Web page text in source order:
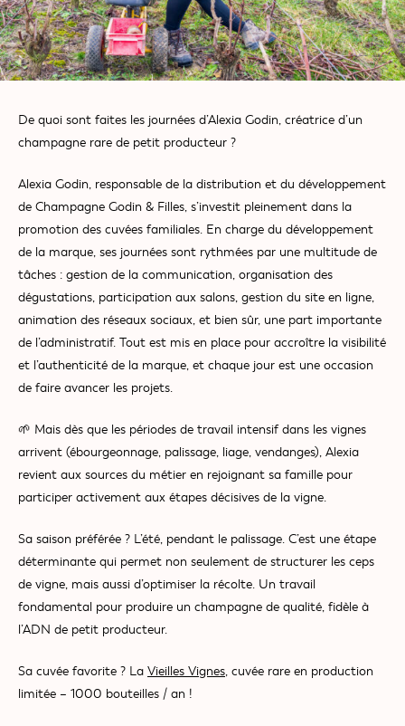
De quoi sont faites les journées d’Alexia Godin, créatrice d’un
champagne rare de petit producteur ?
Alexia Godin, responsable de la distribution et du développement
de Champagne Godin & Filles, s’investit pleinement dans la
promotion des cuvées familiales. En charge du développement
de la marque, ses journées sont rythmées par une multitude de
tâches : gestion de la communication, organisation des
dégustations, participation aux salons, gestion du site en ligne,
animation des réseaux sociaux, et bien sûr, une part importante
de l’administratif. Tout est mis en place pour accroître la visibilité
et l’authenticité de la marque, et chaque jour est une occasion
de faire avancer les projets.
🌱 Mais dès que les périodes de travail intensif dans les vignes
arrivent (ébourgeonnage, palissage, liage, vendanges), Alexia
revient aux sources du métier en rejoignant sa famille pour
participer activement aux étapes décisives de la vigne.
Sa saison préférée ? L’été, pendant le palissage. C’est une étape
déterminante qui permet non seulement de structurer les ceps
de vigne, mais aussi d’optimiser la récolte. Un travail
fondamental pour produire un champagne de qualité, fidèle à
l’ADN de petit producteur.
Sa cuvée favorite ? La Vieilles Vignes, cuvée rare en production
limitée – 1000 bouteilles / an !